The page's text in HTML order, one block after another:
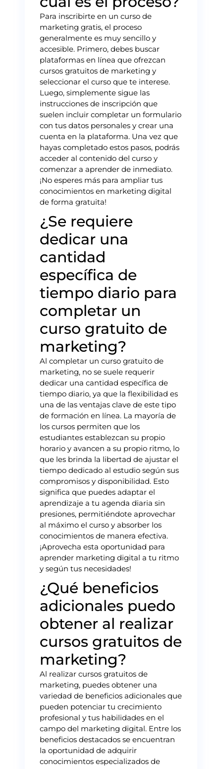
Para inscribirte en un curso de
marketing gratis, el proceso
generalmente es muy sencillo y
accesible. Primero, debes buscar
plataformas en línea que ofrezcan
cursos gratuitos de marketing y
seleccionar el curso que te interese.
Luego, simplemente sigue las
instrucciones de inscripción que
suelen incluir completar un formulario
con tus datos personales y crear una
cuenta en la plataforma. Una vez que
hayas completado estos pasos, podrás
acceder al contenido del curso y
comenzar a aprender de inmediato.
¡No esperes más para ampliar tus
conocimientos en marketing digital
de forma gratuita!
¿Se requiere
dedicar una
cantidad
específica de
tiempo diario para
completar un
curso gratuito de
marketing?
Al completar un curso gratuito de
marketing, no se suele requerir
dedicar una cantidad específica de
tiempo diario, ya que la flexibilidad es
una de las ventajas clave de este tipo
de formación en línea. La mayoría de
los cursos permiten que los
estudiantes establezcan su propio
horario y avancen a su propio ritmo, lo
que les brinda la libertad de ajustar el
tiempo dedicado al estudio según sus
compromisos y disponibilidad. Esto
significa que puedes adaptar el
aprendizaje a tu agenda diaria sin
presiones, permitiéndote aprovechar
al máximo el curso y absorber los
conocimientos de manera efectiva.
¡Aprovecha esta oportunidad para
aprender marketing digital a tu ritmo
y según tus necesidades!
¿Qué beneficios
adicionales puedo
obtener al realizar
cursos gratuitos de
marketing?
Al realizar cursos gratuitos de
marketing, puedes obtener una
variedad de beneficios adicionales que
pueden potenciar tu crecimiento
profesional y tus habilidades en el
campo del marketing digital. Entre los
beneficios destacados se encuentran
la oportunidad de adquirir
conocimientos especializados de